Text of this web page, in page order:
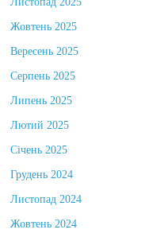
Листопад 2025
Жовтень 2025
Вересень 2025
Серпень 2025
Липень 2025
Лютий 2025
Січень 2025
Грудень 2024
Листопад 2024
Жовтень 2024